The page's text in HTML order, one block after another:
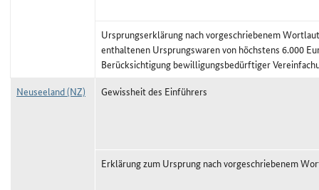
Ursprungserklärung nach vorgeschriebenem
enthaltenen Ursprungswaren von höchstens 6.000
Berücksichtigung bewilligungsbedürftiger
Neuseeland (NZ)
Gewissheit des Einführers
Erklärung zum Ursprung nach vorgeschriebenem